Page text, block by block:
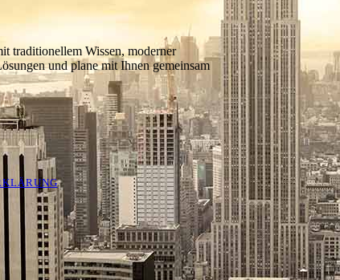
traditionellem Wissen, moderner
und plane mit Ihnen gemeinsam